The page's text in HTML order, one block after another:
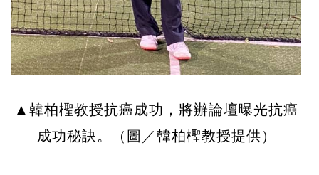
▲韓柏檉教授抗癌成功，將辦論壇曝光抗癌
成功秘訣。（圖／韓柏檉教授提供）